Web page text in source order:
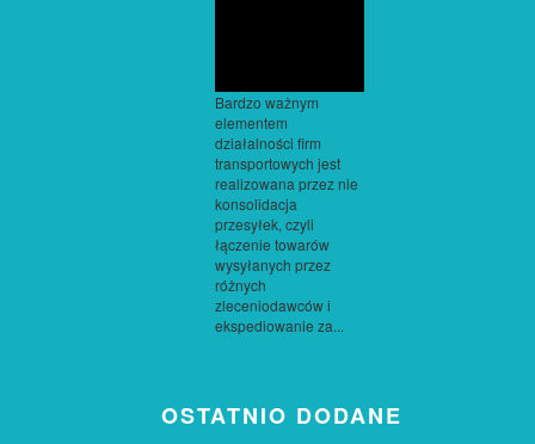
Bardzo ważnym
elementem
działalności firm
transportowych jest
realizowana przez nie
konsolidacja
przesyłek, czyli
łączenie towarów
wysyłanych przez
różnych
zleceniodawców i
ekspediowanie za...
OSTATNIO DODANE